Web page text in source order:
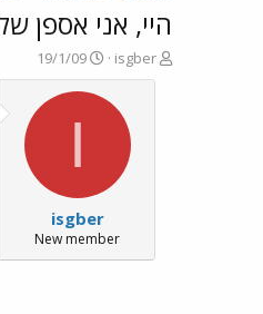
היי, אני אספן
פ
ו
isgber
פ
ו
ר
א
ר
י
ך
19/1/09
I
isgber
New member